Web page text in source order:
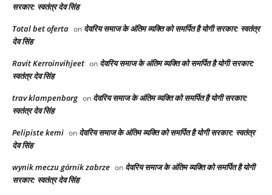
सरकार: स्वतंत्र देव सिंह
Total bet oferta on देवरिय समाज के अंतिम व्यक्ति को समर्पित है योगी सरकार: स्वतंत्र
देव सिंह
Ravit Kerroinvihjeet on देवरिय समाज के अंतिम व्यक्ति को समर्पित है योगी सरकार:
स्वतंत्र देव सिंह
trav klampenborg on देवरिय समाज के अंतिम व्यक्ति को समर्पित है योगी सरकार:
स्वतंत्र देव सिंह
Pelipiste kemi on देवरिय समाज के अंतिम व्यक्ति को समर्पित है योगी सरकार: स्वतंत्र
देव सिंह
wynik meczu górnik zabrze on देवरिय समाज के अंतिम व्यक्ति को समर्पित है योगी
सरकार: स्वतंत्र देव सिंह